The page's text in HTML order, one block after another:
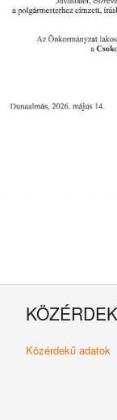
Közérdekű adatok